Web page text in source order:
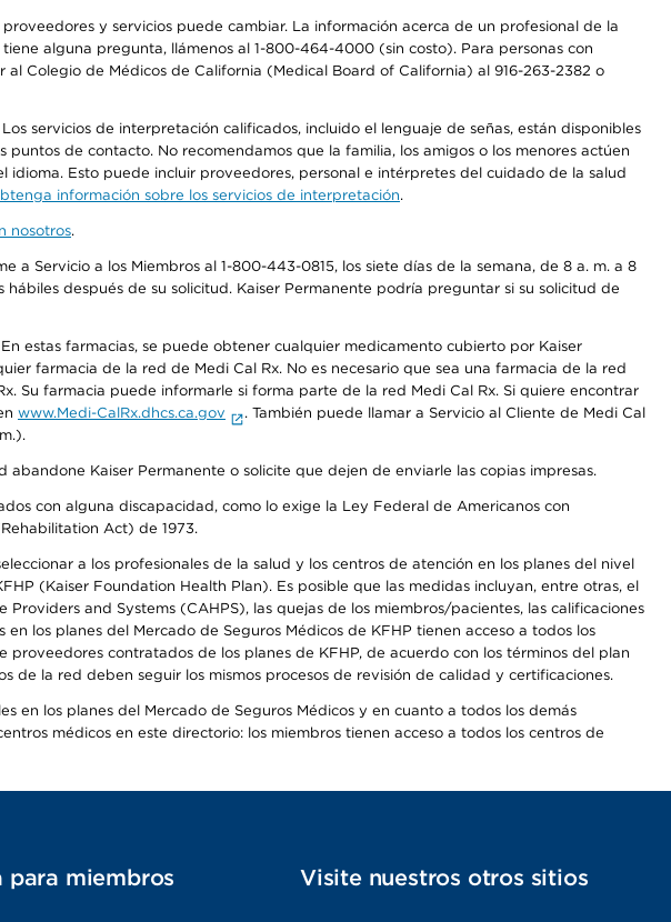
y servicios puede cambiar. La información acerca de un profesional de la
alguna pregunta, llámenos al 1-800-464-4000 (sin costo). Para personas con
al Colegio de Médicos de California (Medical Board of California) al 916-263-2382 o
servicios de interpretación calificados, incluido el lenguaje de señas, están disponibles
de contacto. No recomendamos que la familia, los amigos o los menores actúen
Esto puede incluir proveedores, personal e intérpretes del cuidado de la salud
información sobre los servicios de interpretación.
nosotros.
Servicio a los Miembros al 1-800-443-0815, los siete días de la semana, de 8 a. m. a 8
después de su solicitud. Kaiser Permanente podría preguntar si su solicitud de
estas farmacias, se puede obtener cualquier medicamento cubierto por Kaiser
farmacia de la red de Medi Cal Rx. No es necesario que sea una farmacia de la red
Su farmacia puede informarle si forma parte de la red Medi Cal Rx. Si quiere encontrar
www.Medi-CalRx.dhcs.ca.gov
. También puede llamar a Servicio al Cliente de Medi Cal
Kaiser Permanente o solicite que dejen de enviarle las copias impresas.
con alguna discapacidad, como lo exige la Ley Federal de Americanos con
Act) de 1973.
a los profesionales de la salud y los centros de atención en los planes del nivel
(Kaiser Foundation Health Plan). Es posible que las medidas incluyan, entre otras, el
and Systems (CAHPS), las quejas de los miembros/pacientes, las calificaciones
los planes del Mercado de Seguros Médicos de KFHP tienen acceso a todos los
contratados de los planes de KFHP, de acuerdo con los términos del plan
de la red deben seguir los mismos procesos de revisión de calidad y certificaciones.
en los planes del Mercado de Seguros Médicos y en cuanto a todos los demás
médicos en este directorio: los miembros tienen acceso a todos los centros de
para miembros Visite nuestros otros sitios